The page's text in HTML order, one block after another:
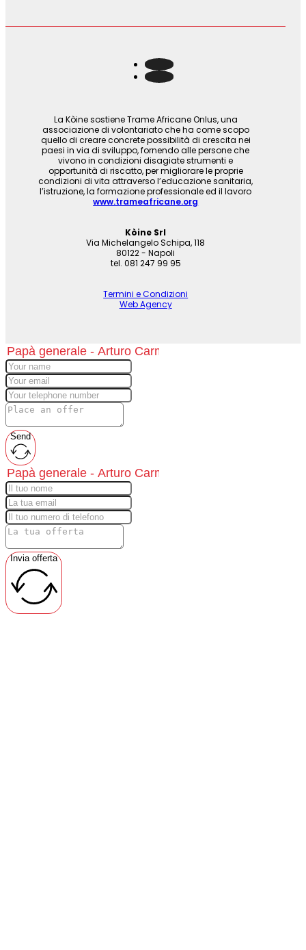
La Kòine sostiene Trame Africane Onlus, una
associazione di volontariato che ha come scopo
quello di creare concrete possibilità di crescita nei
paesi in via di sviluppo, fornendo alle persone che
vivono in condizioni disagiate strumenti e
opportunità di riscatto, per migliorare le proprie
condizioni di vita attraverso l’educazione sanitaria,
l’istruzione, la formazione professionale ed il lavoro
www.trameafricane.org
Kòine Srl
Via Michelangelo Schipa, 118
80122 - Napoli
tel. 081 247 99 95
Termini e Condizioni
Web Agency
Send
Invia offerta